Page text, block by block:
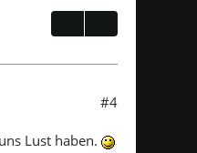
#4
Lust haben.